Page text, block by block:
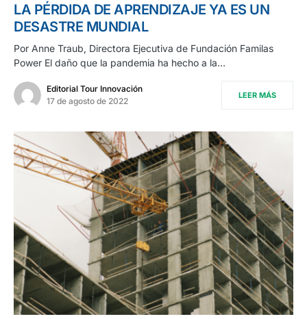
LA PÉRDIDA DE APRENDIZAJE YA ES UN
DESASTRE MUNDIAL
Por Anne Traub, Directora Ejecutiva de Fundación Familas
Power El daño que la pandemia ha hecho a la…
Editorial Tour Innovación
17 de agosto de 2022
LEER MÁS